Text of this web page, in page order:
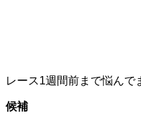
レース1週間前まで悩んで
候補